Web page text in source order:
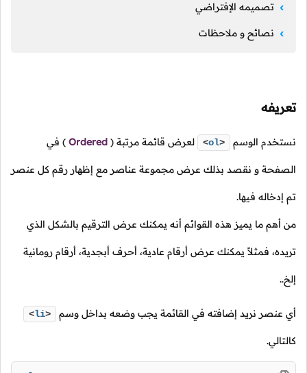
تصميمه الإفتراضي
نصائح و ملاحظات
تعريفه
نستخدم الوسم <ol> لعرض قائمة مرتبة (
Ordered
) في
الصفحة و نقصد بذلك عرض مجموعة عناصر مع إظهار رقم كل عنصر
تم إدخاله فيها.
من أهم ما يميز هذه القوائم أنه يمكنك عرض الترقيم بالشكل الذي
تريده، فمثلاً يمكنك عرض أرقام عادية، أحرف أبجدية، أرقام رومانية
إلخ..
أي عنصر نريد إضافته في القائمة يجب وضعه بداخل وسم <li>
كالتالي.